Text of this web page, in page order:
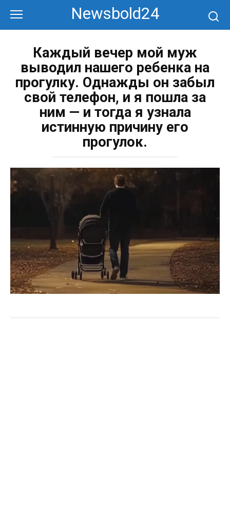
контенту
Newsbold24
Каждый вечер мой муж
выводил нашего ребенка на
прогулку. Однажды он забыл
свой телефон, и я пошла за
ним — и тогда я узнала
истинную причину его
прогулок.